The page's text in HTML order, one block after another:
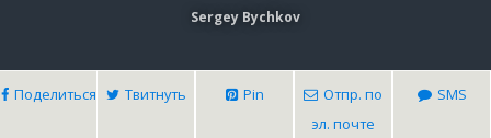
Sergey Bychkov
Поделиться Твитнуть Pin
Отпр. по
эл. почте
SMS